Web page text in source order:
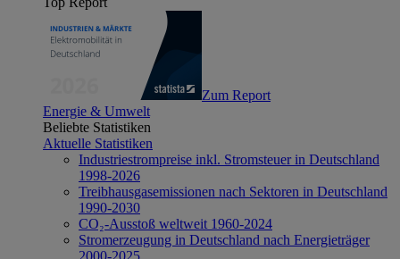
Zum Report
Energie & Umwelt
Beliebte Statistiken
Aktuelle Statistiken
Industriestrompreise inkl. Stromsteuer in Deutschland
1998-2026
Treibhausgasemissionen nach Sektoren in Deutschland
1990-2030
CO₂-Ausstoß weltweit 1960-2024
Stromerzeugung in Deutschland nach Energieträger
2000-2025